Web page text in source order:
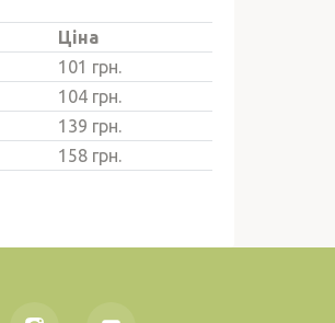
Ціна
101 грн.
104 грн.
139 грн.
158 грн.